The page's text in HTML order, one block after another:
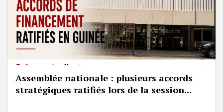
Assemblée nationale : plusieurs accords
stratégiques ratifiés lors de la session...